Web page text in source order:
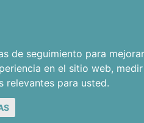
de seguimiento para
en el sitio web,
relevantes para usted.